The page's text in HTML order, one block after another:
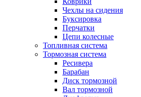
Чехлы на сидения
Буксировка
Перчатки
Цепи колесные
Топливная система
Тормозная система
Ресивера
Барабан
Диск тормозной
Вал тормозной